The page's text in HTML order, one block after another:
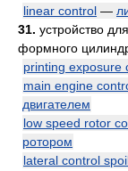
linear control —
31. устройство
формного
printing exposure
main engine
двигателем
low speed rotor
ротором
lateral control